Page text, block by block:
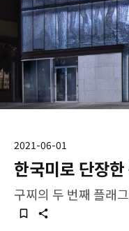
2021-06-01
한국미로 단장
구찌의 두 번째 플래